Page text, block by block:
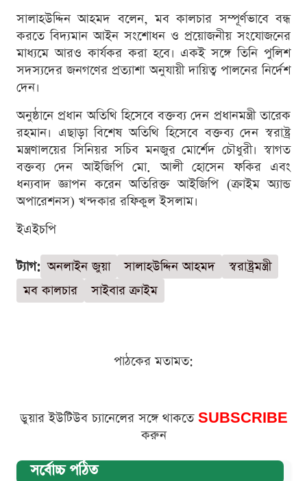
সালাহউদ্দিন আহমদ বলেন, মব কালচার সম্পূর্ণভাবে বন্ধ
করতে বিদ্যমান আইন সংশোধন ও প্রয়োজনীয় সংযোজনের
মাধ্যমে আরও কার্যকর করা হবে। একই সঙ্গে তিনি পুলিশ
সদস্যদের জনগণের প্রত্যাশা অনুযায়ী দায়িত্ব পালনের নির্দেশ
দেন।
অনুষ্ঠানে প্রধান অতিথি হিসেবে বক্তব্য দেন প্রধানমন্ত্রী তারেক
রহমান। এছাড়া বিশেষ অতিথি হিসেবে বক্তব্য দেন স্বরাষ্ট্র
মন্ত্রণালয়ের সিনিয়র সচিব মনজুর মোর্শেদ চৌধুরী। স্বাগত
বক্তব্য দেন আইজিপি মো. আলী হোসেন ফকির এবং
ধন্যবাদ জ্ঞাপন করেন অতিরিক্ত আইজিপি (ক্রাইম অ্যান্ড
অপারেশনস) খন্দকার রফিকুল ইসলাম।
ইএইচপি
ট্যাগ: অনলাইন জুয়া সালাহউদ্দিন আহমদ
স্বরাষ্ট্রমন্ত্রী
মব কালচার
সাইবার ক্রাইম
পাঠকের মতামত:
ডুয়ার ইউটিউব চ্যানেলের সঙ্গে থাকতে SUBSCRIBE
করুন
সর্বোচ্চ পঠিত